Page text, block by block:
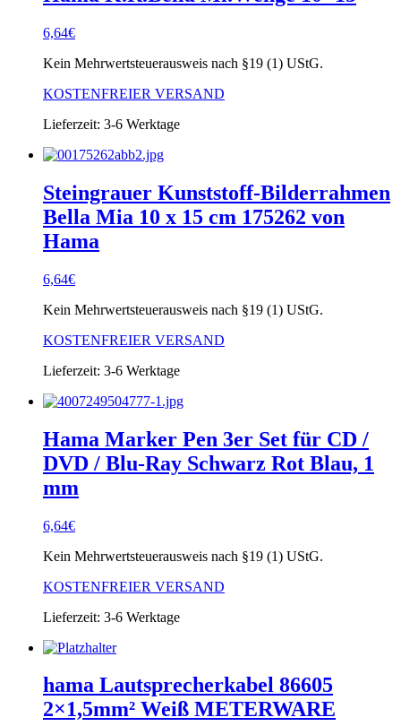
6,64€
Kein Mehrwertsteuerausweis nach §19 (1) UStG.
KOSTENFREIER VERSAND
Lieferzeit: 3-6 Werktage
Steingrauer Kunststoff-Bilderrahmen
Bella Mia 10 x 15 cm 175262 von
Hama
6,64€
Kein Mehrwertsteuerausweis nach §19 (1) UStG.
KOSTENFREIER VERSAND
Lieferzeit: 3-6 Werktage
Hama Marker Pen 3er Set für CD /
DVD / Blu-Ray Schwarz Rot Blau, 1
mm
6,64€
Kein Mehrwertsteuerausweis nach §19 (1) UStG.
KOSTENFREIER VERSAND
Lieferzeit: 3-6 Werktage
hama Lautsprecherkabel 86605
2×1,5mm² Weiß METERWARE